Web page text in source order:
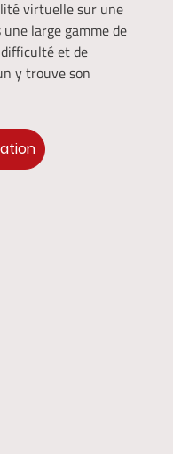
virtuelle sur une
large gamme de
et de
y trouve son